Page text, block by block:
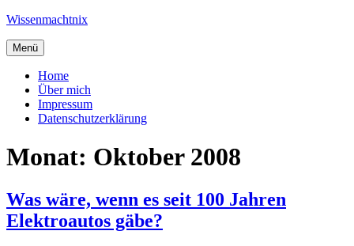
Zum
springen
Wissenmachtnix
Menü
Home
Über mich
Impressum
Datenschutzerklärung
Monat: Oktober 2008
Was wäre, wenn es seit 100 Jahren
Elektroautos gäbe?